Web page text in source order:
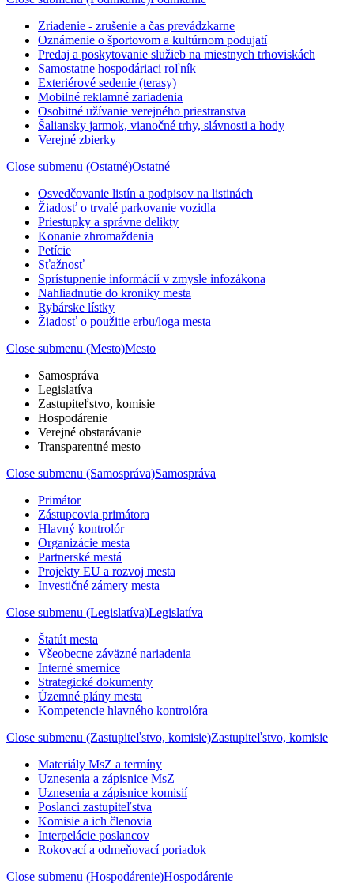
Zriadenie - zrušenie a čas prevádzkarne
Oznámenie o športovom a kultúrnom podujatí
Predaj a poskytovanie služieb na miestnych trhoviskách
Samostatne hospodáriaci roľník
Exteriérové sedenie (terasy)
Mobilné reklamné zariadenia
Osobitné užívanie verejného priestranstva
Šaliansky jarmok, vianočné trhy, slávnosti a hody
Verejné zbierky
Close submenu (Ostatné)Ostatné
Osvedčovanie listín a podpisov na listinách
Žiadosť o trvalé parkovanie vozidla
Priestupky a správne delikty
Konanie zhromaždenia
Petície
Sťažnosť
Sprístupnenie informácií v zmysle infozákona
Nahliadnutie do kroniky mesta
Rybárske lístky
Žiadosť o použitie erbu/loga mesta
Close submenu (Mesto)Mesto
Samospráva
Legislatíva
Zastupiteľstvo, komisie
Hospodárenie
Verejné obstarávanie
Transparentné mesto
Close submenu (Samospráva)Samospráva
Primátor
Zástupcovia primátora
Hlavný kontrolór
Organizácie mesta
Partnerské mestá
Projekty EU a rozvoj mesta
Investičné zámery mesta
Close submenu (Legislatíva)Legislatíva
Štatút mesta
Všeobecne záväzné nariadenia
Interné smernice
Strategické dokumenty
Územné plány mesta
Kompetencie hlavného kontrolóra
Close submenu (Zastupiteľstvo, komisie)Zastupiteľstvo, komisie
Materiály MsZ a termíny
Uznesenia a zápisnice MsZ
Uznesenia a zápisnice komisií
Poslanci zastupiteľstva
Komisie a ich členovia
Interpelácie poslancov
Rokovací a odmeňovací poriadok
Close submenu (Hospodárenie)Hospodárenie